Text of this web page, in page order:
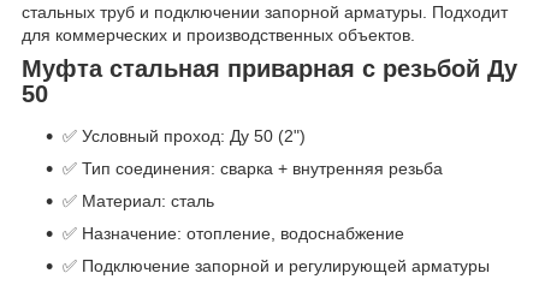
стальных труб и подключении запорной арматуры. Подходит
для коммерческих и производственных объектов.
Муфта стальная приварная с резьбой Ду
50
✅ Условный проход: Ду 50 (2")
✅ Тип соединения: сварка + внутренняя резьба
✅ Материал: сталь
✅ Назначение: отопление, водоснабжение
✅ Подключение запорной и регулирующей арматуры